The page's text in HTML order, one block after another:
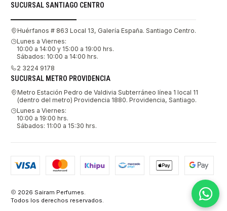
SUCURSAL SANTIAGO CENTRO
Huérfanos # 863 Local 13, Galería España. Santiago Centro.
Lunes a Viernes:
10:00 a 14:00 y 15:00 a 19:00 hrs.
Sábados: 10:00 a 14:00 hrs.
2 3224 9178
SUCURSAL METRO PROVIDENCIA
Metro Estación Pedro de Valdivia Subterráneo línea 1 local 11
(dentro del metro) Providencia 1880. Providencia, Santiago.
Lunes a Viernes:
10:00 a 19:00 hrs.
Sábados: 11:00 a 15:30 hrs.
2026 Sairam Perfumes.
Todos los derechos reservados.